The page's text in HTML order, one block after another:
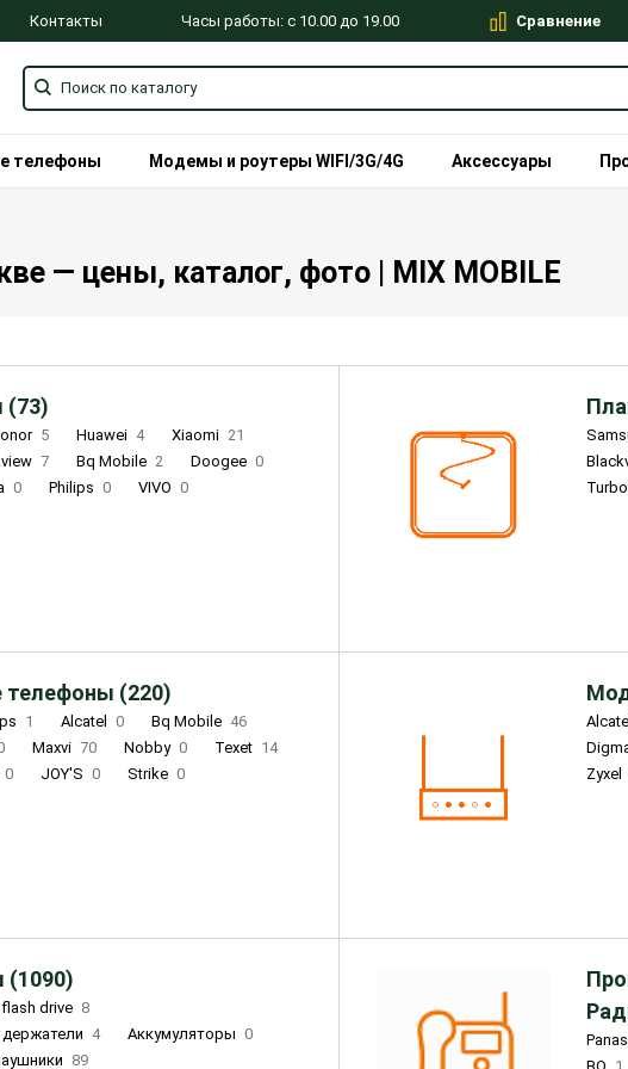
Контакты Часы работы: с 10.00 до 19.00 Сравнение
телефоны Модемы и роутеры WIFI/3G/4G Аксессуары
— цены, каталог, фото | MIX MOBILE
(73)
5 Huawei 4 Xiaomi 21
7 Bq Mobile 2 Doogee 0
0 Philips 0 VIVO 0
(220)
1 Alcatel 0 Bq Mobile 46
Maxvi 70 Nobby 0 Texet 14
0 JOY'S 0 Strike 0
Alcatel
Zyxel
(1090)
drive 8
4 Аккумуляторы 0
89